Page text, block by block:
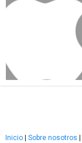
Inicio Sobre nosotros